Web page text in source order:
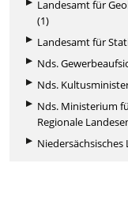
Landesamt für
(1)
Landesamt für
Nds.
Nds.
Nds. Ministerium
Regionale